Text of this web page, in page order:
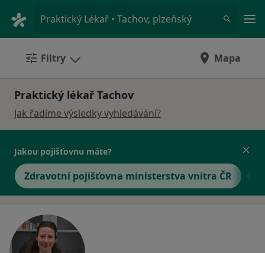
Praktický Lékař • Tachov, plzeňský
Filtry Mapa
Praktický lékař Tachov
Jak řadíme výsledky vyhledávání?
Jakou pojišťovnu máte?
Zdravotní pojišťovna ministerstva vnitra ČR